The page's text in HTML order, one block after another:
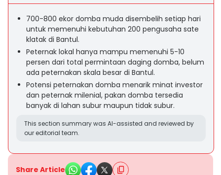
700-800 ekor domba muda disembelih setiap hari
untuk memenuhi kebutuhan 200 pengusaha sate
klatak di Bantul.
Peternak lokal hanya mampu memenuhi 5-10
persen dari total permintaan daging domba, belum
ada peternakan skala besar di Bantul.
Potensi peternakan domba menarik minat investor
dan peternak milenial, pakan domba tersedia
banyak di lahan subur maupun tidak subur.
This section summary was AI-assisted and reviewed by
our editorial team.
Share Article